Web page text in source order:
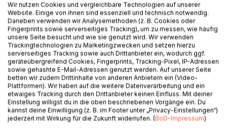
Unsere Welt ist stark gestört. "Da ist der Wurm drin!" ist
eine bildhafte Aussage dazu. Bereits vor rund dreitausend
Jahren haben die Autoren der biblischen Urgeschichte die
gleichen Erfahrungen ins Bild gebracht: Adam und Eva, das
Paradies, die verbotene Frucht, die listige Schlange, Kain
und Abel, die Sintflut, die Arche und der Regenbogen, der
Turmbau zu Babel.
Wie können wir heute diese Bildergeschichten verstehen?
Können sie uns helfen, unseren Glauben auszudrücken und
unser Leben zu meistern?
Wir nutzen Cookies und vergleichbare Technologien auf unserer
Website. Einige von ihnen sind essenziell und technisch notwendig.
Daneben verwenden wir Analysemethoden (z. B. Cookies oder
Fingerprints sowie serverseitiges Tracking), um zu messen, wie häufig
unsere Seite besucht und wie sie genutzt wird. Wir verwenden
Trackingtechnologien zu Marketingzwecken und setzen hierzu
serverseitiges Tracking sowie auch Drittanbieter ein, wodurch ggf.
geräteübergreifend Cookies, Fingerprints, Tracking-Pixel, IP-Adressen
sowie gehashte E-Mail-Adressen genutzt werden. Auf unserer Seite
betten wir zudem Drittinhalte von anderen Anbietern ein (Video-
Plattformen). Wir haben auf die weitere Datenverarbeitung und ein
etwaiges Tracking durch den Drittanbieter keinen Einfluss. Mit deiner
Einstellung willigst du in die oben beschriebenen Vorgänge ein. Du
kannst deine Einwilligung (z. B. im Footer unter „Privacy-Einstellungen“)
jederzeit mit Wirkung für die Zukunft widerrufen. (BoD-Impressum)